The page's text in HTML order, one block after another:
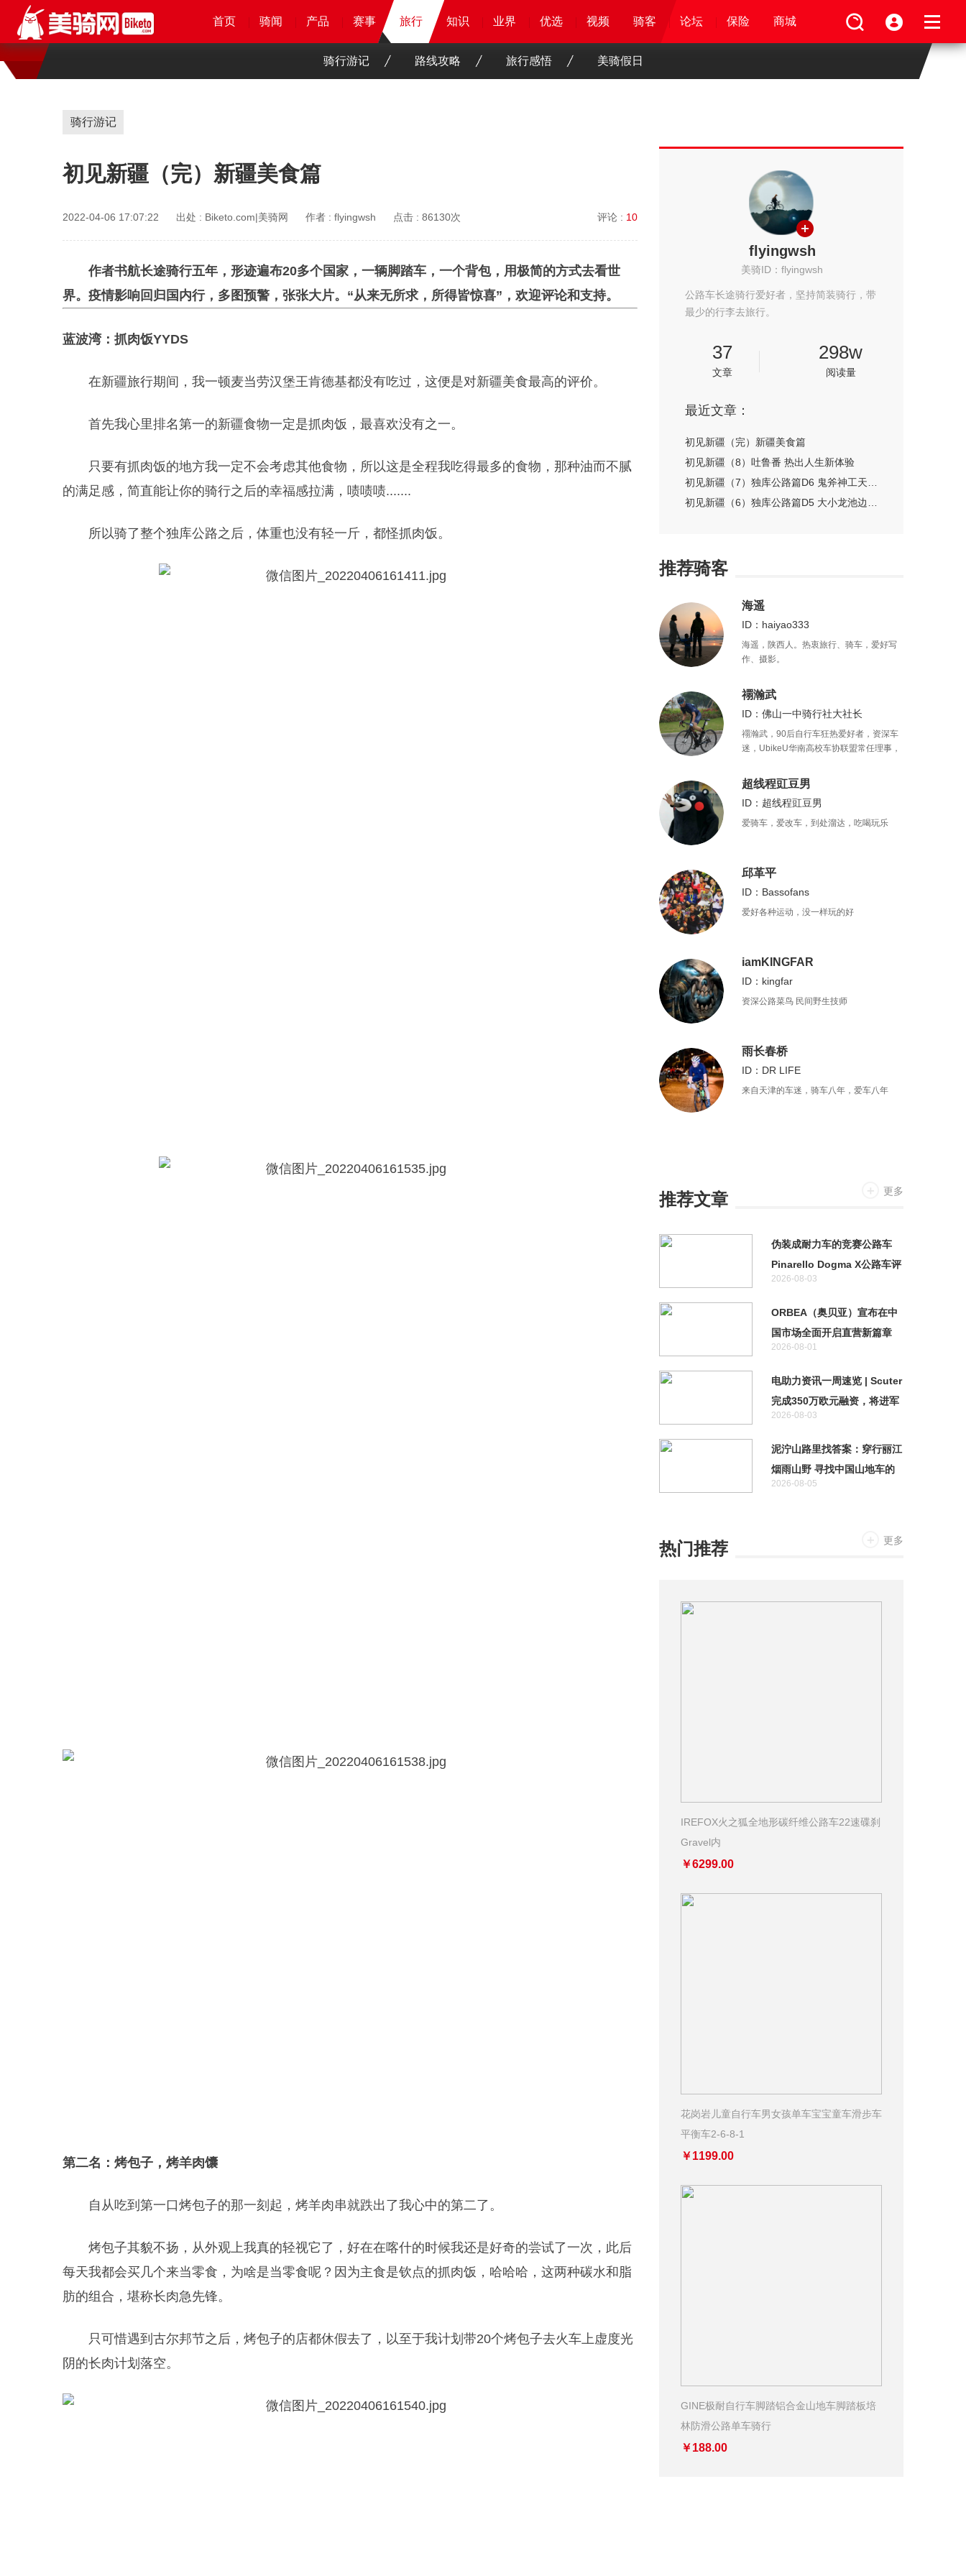
首页 骑闻 产品 知识 业界 优选 骑客 论坛 保险 商城
首页 骑闻 产品 赛事 旅行 知识 业界 优选 骑客 视频 论坛 保险 商城
首页 骑闻 产品 赛事 旅行 知识 业界 优选 视频 骑客 论坛 保险 商城
首页 骑闻 产品 赛事 旅行 知识 业界 优选 视频 骑客 论坛 保险 商城
骑行游记 路线攻略 旅行感悟 美骑假日
骑行游记
初见新疆（完）新疆美食篇
2022-04-06 17:07:22 出处 : Biketo.com|美骑网 作者 : flyingwsh 点击 : 86130次 评论 : 10
作者书航长途骑行五年，形迹遍布20多个国家，一辆脚踏车，一个背包，用极简的方式去看世
界。疫情影响回归国内行，多图预警，张张大片。“从来无所求，所得皆惊喜”，欢迎评论和支持。
蓝波湾：抓肉饭YYDS
在新疆旅行期间，我一顿麦当劳汉堡王肯德基都没有吃过，这便是对新疆美食最高的评价。
首先我心里排名第一的新疆食物一定是抓肉饭，最喜欢没有之一。
只要有抓肉饭的地方我一定不会考虑其他食物，所以这是全程我吃得最多的食物，那种油而不腻
的满足感，简直能让你的骑行之后的幸福感拉满，啧啧啧.......
所以骑了整个独库公路之后，体重也没有轻一斤，都怪抓肉饭。
第二名：烤包子，烤羊肉馕
自从吃到第一口烤包子的那一刻起，烤羊肉串就跌出了我心中的第二了。
烤包子其貌不扬，从外观上我真的轻视它了，好在在喀什的时候我还是好奇的尝试了一次，此后
每天我都会买几个来当零食，为啥是当零食呢？因为主食是钦点的抓肉饭，哈哈哈，这两种碳水和脂
肪的组合，堪称长肉急先锋。
只可惜遇到古尔邦节之后，烤包子的店都休假去了，以至于我计划带20个烤包子去火车上虚度光
阴的长肉计划落空。
flyingwsh
美骑ID：flyingwsh
公路车长途骑行爱好者，坚持简装骑行，带
最少的行李去旅行。
37
文章
298w
阅读量
最近文章：
初见新疆（完）新疆美食篇
初见新疆（8）吐鲁番 热出人生新体验
推荐骑客
海遥
ID：haiyao333
海遥，陕西人。热衷旅行、骑车，爱好写
作、摄影。
禤瀚武
ID：佛山一中骑行社大社长
禤瀚武，90后自行车狂热爱好者，资深车
迷，UbikeU华南高校车协联盟常任理事，
国际新闻专业。
超线程豇豆男
ID：超线程豇豆男
爱骑车，爱改车，到处溜达，吃喝玩乐
邱革平
ID：Bassofans
爱好各种运动，没一样玩的好
iamKINGFAR
ID：kingfar
资深公路菜鸟 民间野生技师
雨长春桥
ID：DR LIFE
来自天津的车迷，骑车八年，爱车八年
推荐文章 更多
伪装成耐力车的竞赛公路车
Pinarello Dogma X公路车评
测
2026-08-03
ORBEA（奥贝亚）宣布在中
国市场全面开启直营新篇章
2026-08-01
电助力资讯一周速览 | Scuter
完成350万欧元融资，将进军
自动驾驶领域
2026-08-03
泥泞山路里找答案：穿行丽江
烟雨山野 寻找中国山地车的
未来
2026-08-05
热门推荐 更多
IREFOX火之狐全地形碳纤维公路车22速碟刹
Gravel内
￥6299.00
花岗岩儿童自行车男女孩单车宝宝童车滑步车
平衡车2-6-8-1
￥1199.00
GINE极耐自行车脚踏铝合金山地车脚踏板培
林防滑公路单车骑行
￥188.00